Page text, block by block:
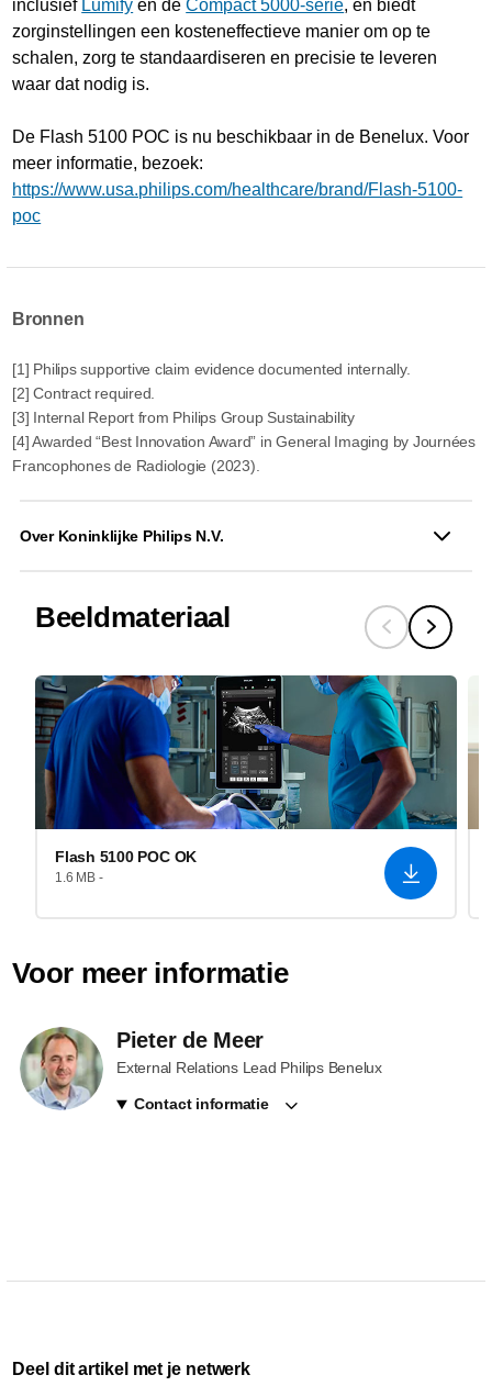
inclusief Lumify en deCompact 5000-serie, en biedt
zorginstellingen een kosteneffectieve manier om op te
schalen, zorg te standaardiseren en precisie te leveren
waar dat nodig is.
De Flash 5100 POC is nu beschikbaar in de Benelux. Voor
meer informatie, bezoek:
https://www.usa.philips.com/healthcare/brand/Flash-5100-
poc
Bronnen
[1] Philips supportive claim evidence documented internally.
[2] Contract required.
[3] Internal Report from Philips Group Sustainability
[4] Awarded “Best Innovation Award” in General Imaging by Journées
Francophones de Radiologie (2023).
Over Koninklijke Philips N.V.
Beeldmateriaal
Flash 5100 POC OK
1.6 MB -
Voor meer informatie
Pieter de Meer
External Relations Lead Philips Benelux
Contact informatie
Deel dit artikel met je netwerk